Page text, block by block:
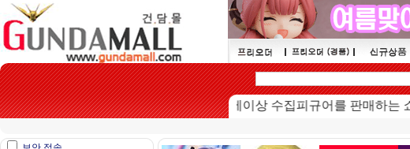
본 쇼핑몰은 15세이상 수집피규어를 판매하는 쇼핑몰